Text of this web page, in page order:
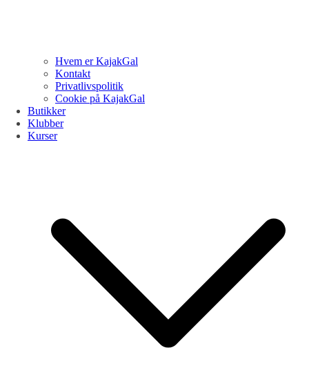
Hvem er KajakGal
Kontakt
Privatlivspolitik
Cookie på KajakGal
Butikker
Klubber
Kurser